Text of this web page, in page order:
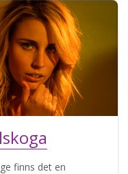
finns det en